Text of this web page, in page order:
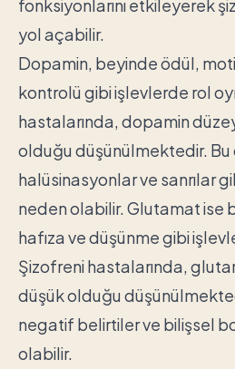
fonksiyonlarını etkileyerek
yol açabilir.
Dopamin, beyinde ödül,
kontrolü gibi işlevlerde rol
hastalarında, dopamin
olduğu düşünülmektedir. Bu
halüsinasyonlar ve sanrılar
neden olabilir. Glutamat ise
hafıza ve düşünme gibi
Şizofreni hastalarında,
düşük olduğu
negatif belirtiler ve bilişsel
olabilir.